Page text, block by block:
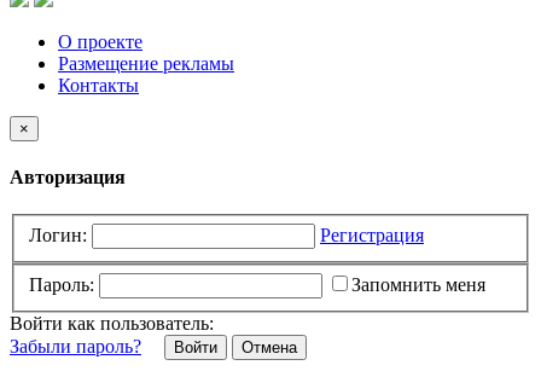
О проекте
Размещение рекламы
Контакты
×
Авторизация
Логин: Регистрация
Пароль:
Запомнить меня
Войти как пользователь:
Забыли пароль?
Отмена